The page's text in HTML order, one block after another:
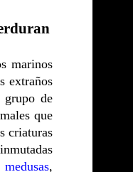
marinos
extraños
grupo de
que
criaturas
medusas,